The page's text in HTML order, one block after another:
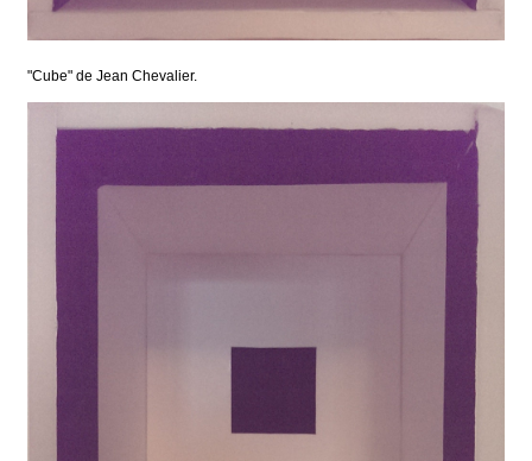
"Cube" de Jean Chevalier.